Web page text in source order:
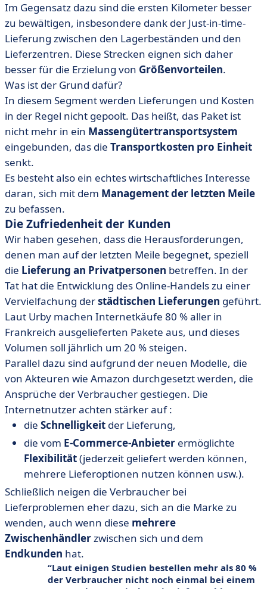
Im Gegensatz dazu sind die ersten Kilometer besser
zu bewältigen, insbesondere dank der Just-in-time-
Lieferung zwischen den Lagerbeständen und den
Lieferzentren. Diese Strecken eignen sich daher
besser für die Erzielung von Größenvorteilen.
Was ist der Grund dafür?
In diesem Segment werden Lieferungen und Kosten
in der Regel nicht gepoolt. Das heißt, das Paket ist
nicht mehr in ein Massengütertransportsystem
eingebunden, das die Transportkosten pro Einheit
senkt.
Es besteht also ein echtes wirtschaftliches Interesse
daran, sich mit dem Management der letzten Meile
zu befassen.
Die Zufriedenheit der Kunden
Wir haben gesehen, dass die Herausforderungen,
denen man auf der letzten Meile begegnet, speziell
die Lieferung an Privatpersonen betreffen. In der
Tat hat die Entwicklung des Online-Handels zu einer
Vervielfachung derstädtischen Lieferungen geführt.
Laut Urby machen Internetkäufe 80 % aller in
Frankreich ausgelieferten Pakete aus, und dieses
Volumen soll jährlich um 20 % steigen.
Parallel dazu sind aufgrund der neuen Modelle, die
von Akteuren wie Amazon durchgesetzt werden, die
Ansprüche der Verbraucher gestiegen. Die
Internetnutzer achten stärker auf :
die Schnelligkeit der Lieferung,
die vom E-Commerce-Anbieter ermöglichte
Flexibilität(jederzeit geliefert werden können,
mehrere Lieferoptionen nutzen können usw.).
Schließlich neigen die Verbraucher bei
Lieferproblemen eher dazu, sich an die Marke zu
wenden, auch wenn diese mehrere
Zwischenhändlerzwischen sich und dem
Endkunden hat.
Laut einigen Studien bestellen mehr als 80 %
der Verbraucher nicht noch einmal bei einem